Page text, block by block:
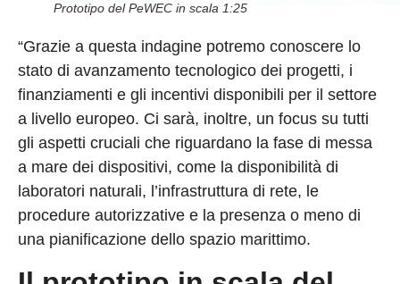
Prototipo del PeWEC in scala 1:25
“Grazie a questa indagine potremo conoscere lo
stato di avanzamento tecnologico dei progetti, i
finanziamenti e gli incentivi disponibili per il settore
a livello europeo. Ci sarà, inoltre, un focus su tutti
gli aspetti cruciali che riguardano la fase di messa
a mare dei dispositivi, come la disponibilità di
laboratori naturali, l’infrastruttura di rete, le
procedure autorizzative e la presenza o meno di
una pianificazione dello spazio marittimo.